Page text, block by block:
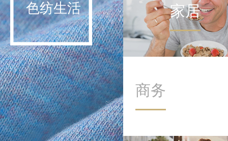
色纺生活 家居
商务